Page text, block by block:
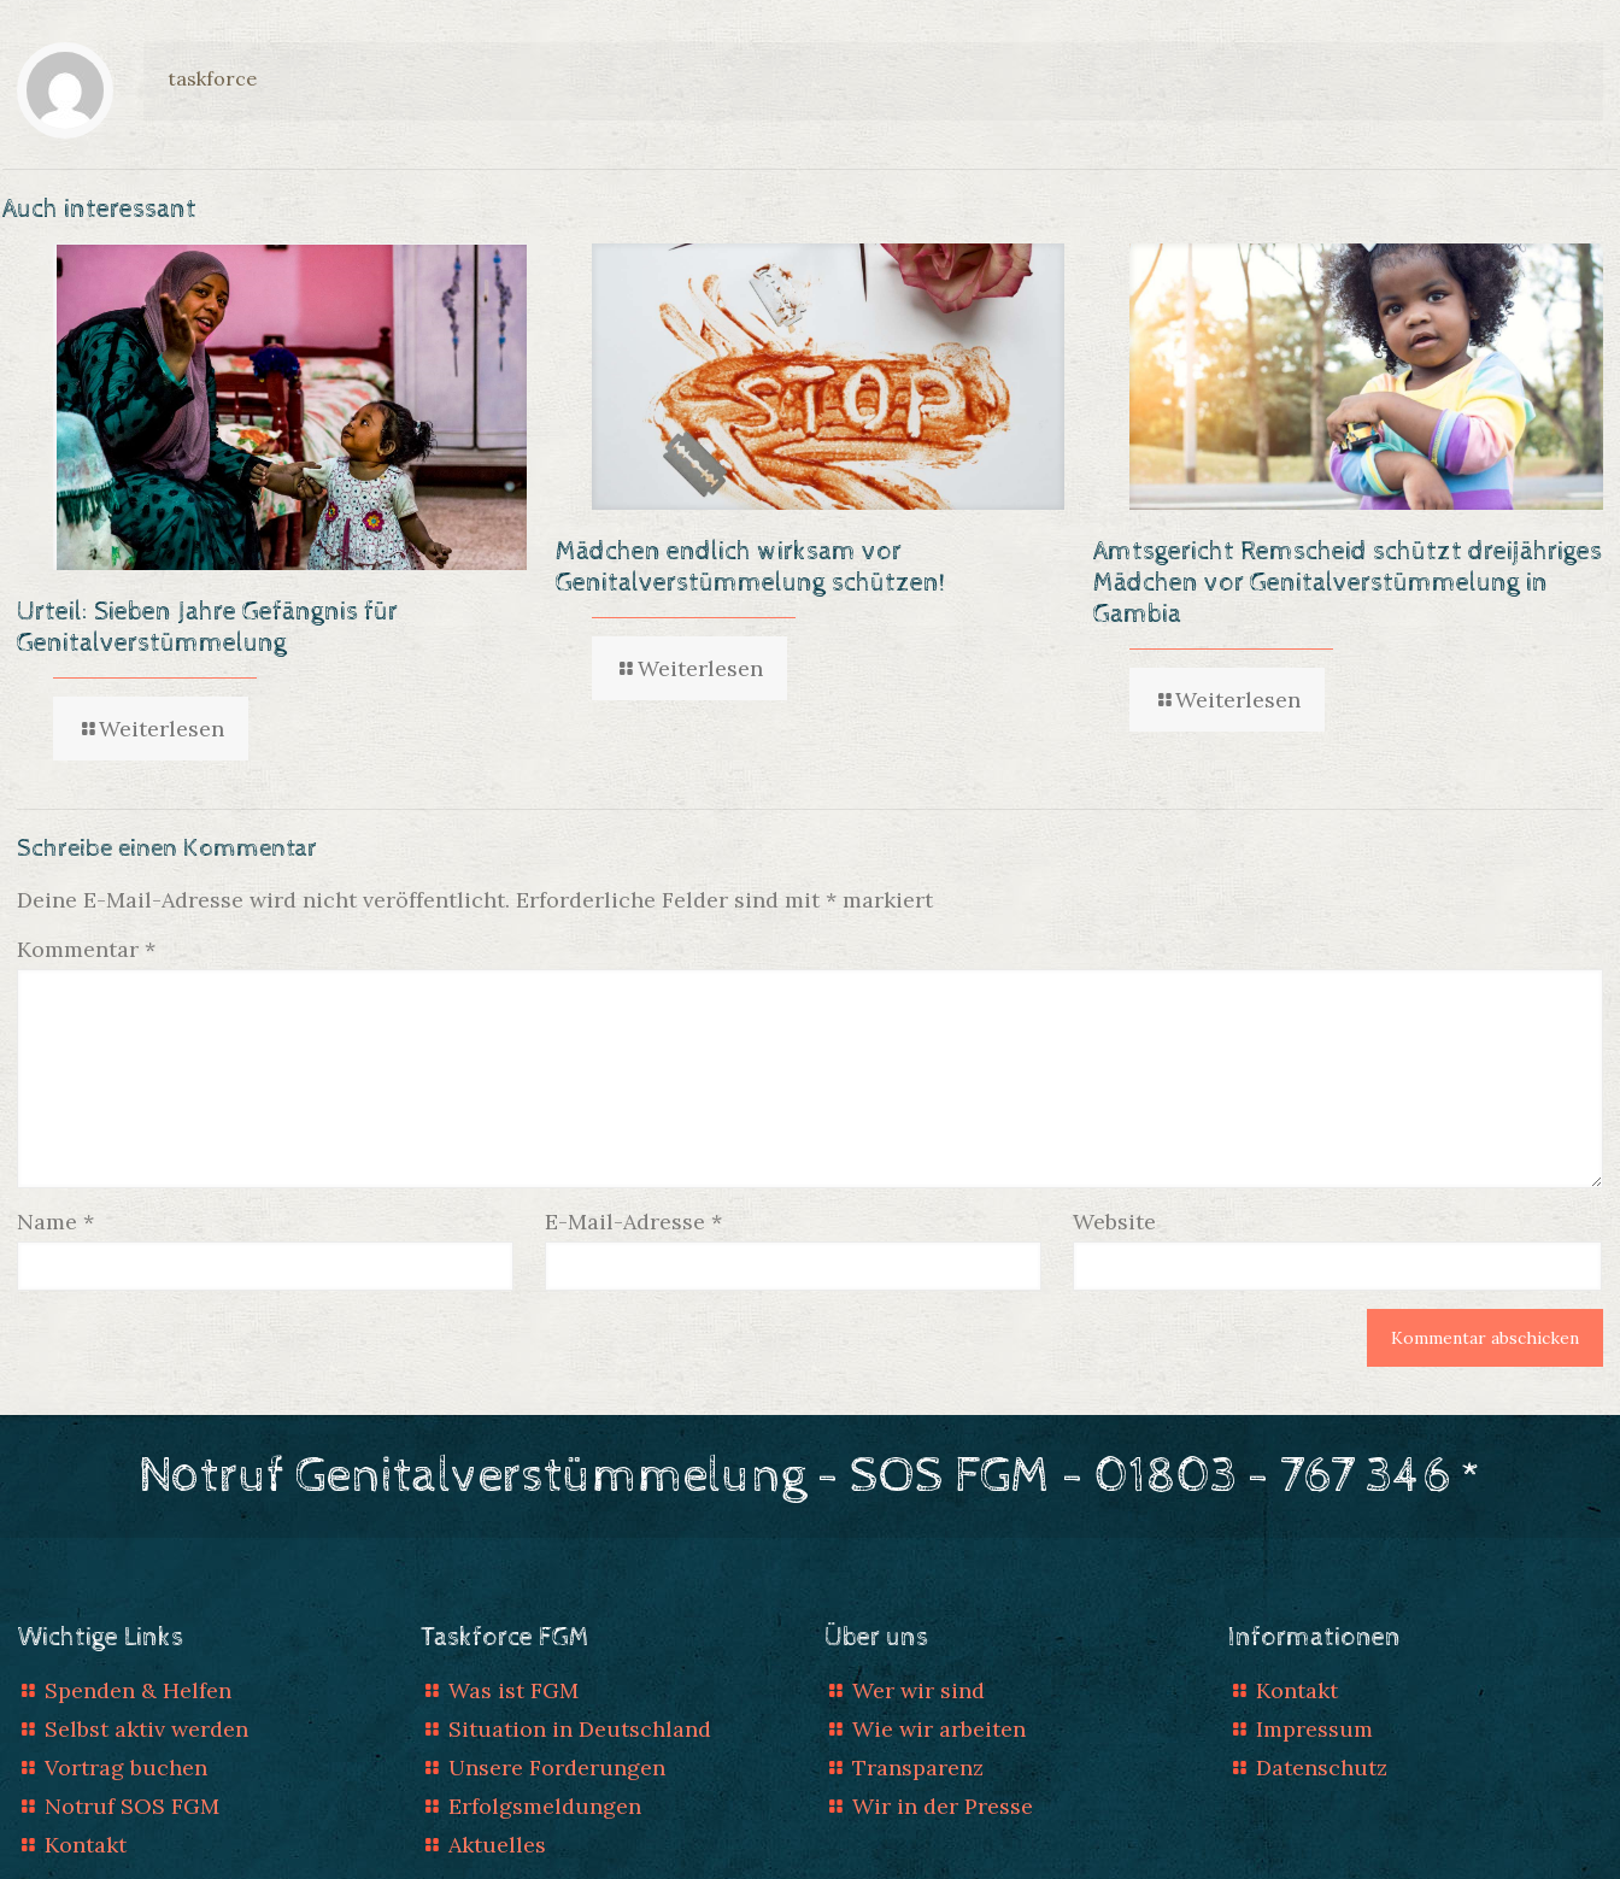
taskforce
Auch interessant
Urteil: Sieben Jahre Gefängnis für
Genitalverstümmelung
Weiterlesen
Mädchen endlich wirksam vor
Genitalverstümmelung schützen!
Weiterlesen
Amtsgericht Remscheid schützt dreijähriges
Mädchen vor Genitalverstümmelung in
Gambia
Weiterlesen
Schreibe einen Kommentar
Deine E-Mail-Adresse wird nicht veröffentlicht. Erforderliche Felder sind mit * markiert
Kommentar *
Name * E-Mail-Adresse * Website
Notruf Genitalverstümmelung - SOS FGM - 01803 - 767 346 *
Wichtige Links
Spenden & Helfen
Selbst aktiv werden
Vortrag buchen
Notruf SOS FGM
Kontakt
Taskforce FGM
Was ist FGM
Situation in Deutschland
Unsere Forderungen
Erfolgsmeldungen
Aktuelles
Über uns
Wer wir sind
Wie wir arbeiten
Transparenz
Wir in der Presse
Informationen
Kontakt
Impressum
Datenschutz